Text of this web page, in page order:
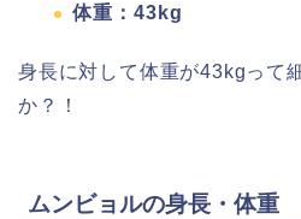
体重：43kg
身長に対して体重が43kgって
か？！
ムンビョルの身長・体重